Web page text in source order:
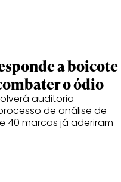
a boicote
o ódio
auditoria
de análise de
40 marcas já aderiram